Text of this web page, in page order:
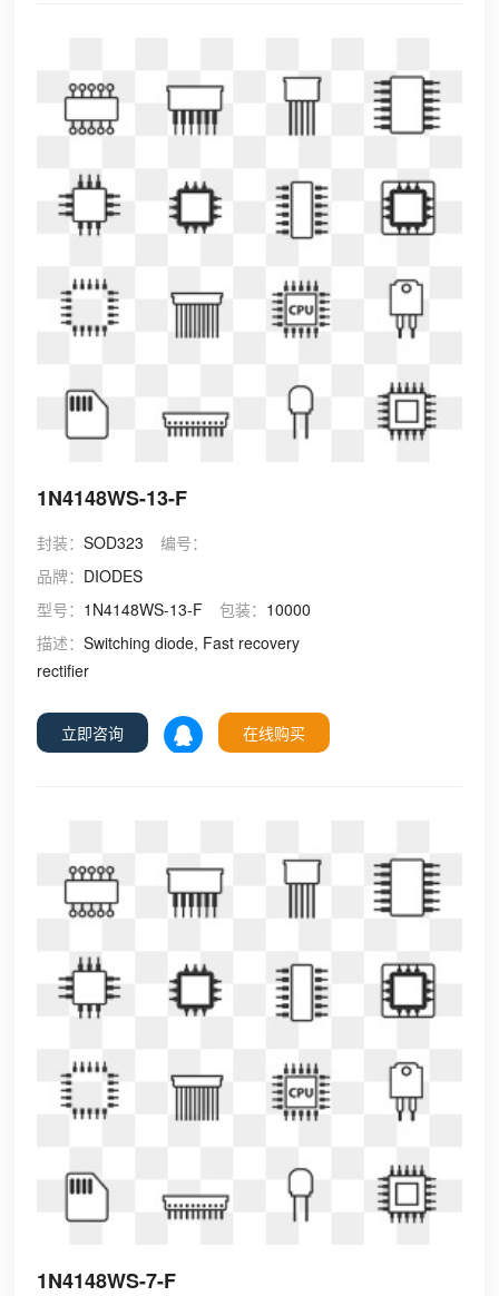
1N4148WS-13-F
封装：SOD323
编号：
品牌： DIODES
型号： 1N4148WS-13-F 包装： 10000
描述：Switching diode, Fast recovery
rectifier
立即咨询 在线购买
1N4148WS-7-F